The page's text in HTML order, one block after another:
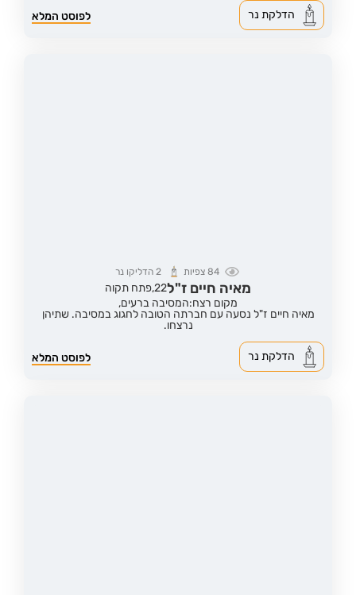
לפוסט המלא הדלקת נר
84 צפיות 2הדליקו נר
מאיה חיים ז"ל22,פתח תקוה
מקום רצח:המסיבה ברעים,
מאיה חיים ז"ל נסעה עם חברתה הטובה לחגוג במסיבה. שתיהן
נרצחו.
לפוסט המלא הדלקת נר